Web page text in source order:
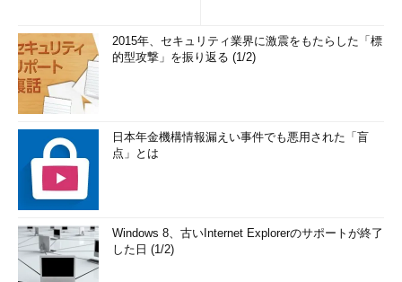
2015年、セキュリティ業界に激震をもたらした「標
的型攻撃」を振り返る (1/2)
日本年金機構情報漏えい事件でも悪用された「盲
点」とは
Windows 8、古いInternet Explorerのサポートが終了
した日 (1/2)